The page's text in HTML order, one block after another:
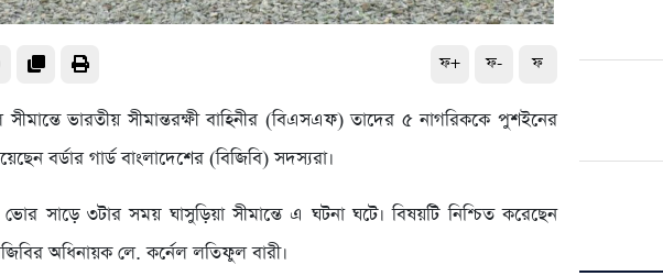
ফ+ ফ- ফ
সীমান্তে ভারতীয় সীমান্তরক্ষী বাহিনীর (বিএসএফ) তাদের ৫ নাগরিককে পুশইনের
বর্ডার গার্ড বাংলাদেশের (বিজিবি) সদস্যরা।
সাড়ে ৩টার সময় ঘাসুড়িয়া সীমান্তে এ ঘটনা ঘটে। বিষয়টি নিশ্চিত করেছেন
অধিনায়ক লে. কর্নেল লতিফুল বারী।